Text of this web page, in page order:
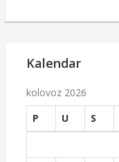
Kalendar
kolovoz 2026
P
U S